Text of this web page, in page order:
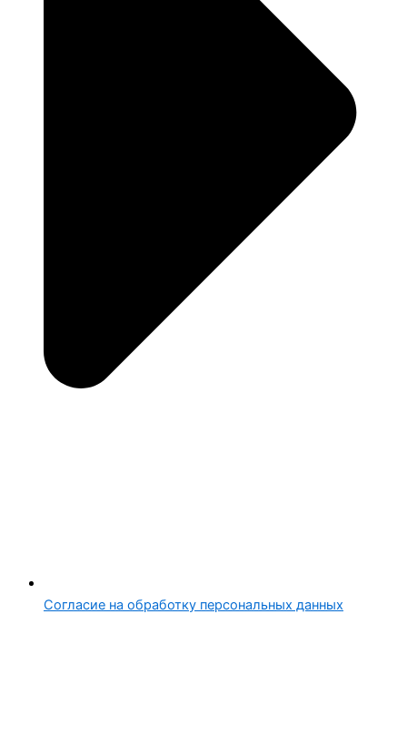
Согласие на обработку персональных данных